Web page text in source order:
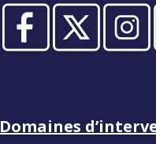
Domaines